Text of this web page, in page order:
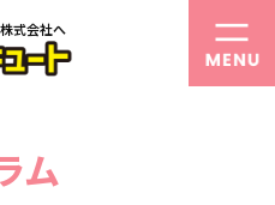
式会社へ
ム